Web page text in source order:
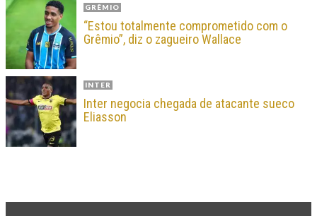
GRÊMIO
“Estou totalmente comprometido com o
Grêmio”, diz o zagueiro Wallace
INTER
Inter negocia chegada de atacante sueco
Eliasson